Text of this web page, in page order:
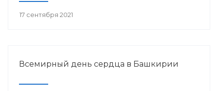
17 сентября 2021
Всемирный день сердца в Башкирии